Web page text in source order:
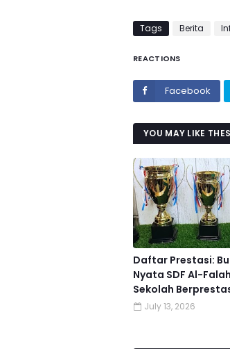
Tags Berita
REACTIONS
Facebook
YOU MAY LIKE
Daftar Prestasi:
Nyata SDF Al-Falah
Sekolah
July 13, 2026